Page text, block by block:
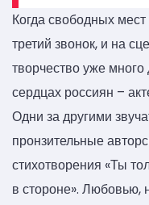
Когда свободных мест
третий звонок, и на
творчество уже много
сердцах россиян –
Одни за другими
пронзительные
стихотворения «Ты
в стороне». Любовью,